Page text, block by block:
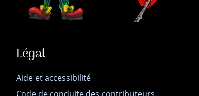
Légal
Aide et accessibilité